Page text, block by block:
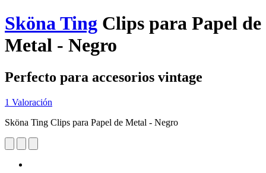
Sköna Ting Clips para Papel de
Metal - Negro
Perfecto para accesorios vintage
1 Valoración
Sköna Ting Clips para Papel de Metal - Negro